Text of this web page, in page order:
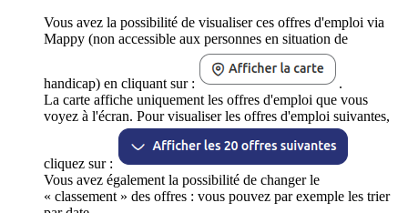
Vous avez la possibilité de visualiser ces offres d'emploi via
Mappy (non accessible aux personnes en situation de
handicap) en cliquant sur :
.
La carte affiche uniquement les offres d'emploi que vous
voyez à l'écran. Pour visualiser les offres d'emploi suivantes,
cliquez sur :
Vous avez également la possibilité de changer le
« classement » des offres : vous pouvez par exemple les trier